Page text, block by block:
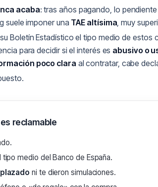
acaba: tras años pagando, lo
suele imponer una TAE altísima, muy
Boletín Estadístico el tipo medio de estos
para decidir si el interés es abusivo o
poco clara al contratar, cabe
reclamable
medio del Banco de España.
ni te dieron simulaciones.